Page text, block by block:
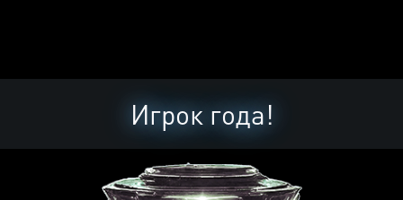
Игрок года!